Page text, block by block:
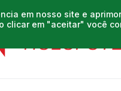
em nosso site e
clicar em "aceitar" você